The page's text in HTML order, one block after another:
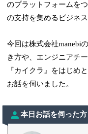
のプラットフォームを
の支持を集めるビジネ
今回は株式会社manebi
き方や、エンジニアチ
『カイクラ』をはじめ
お話を伺いました。
本日お話を伺った方